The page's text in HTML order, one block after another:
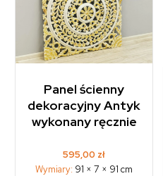
Panel ścienny
dekoracyjny Antyk
wykonany ręcznie
595,00 zł
Wymiary: 91 × 7 × 91 cm